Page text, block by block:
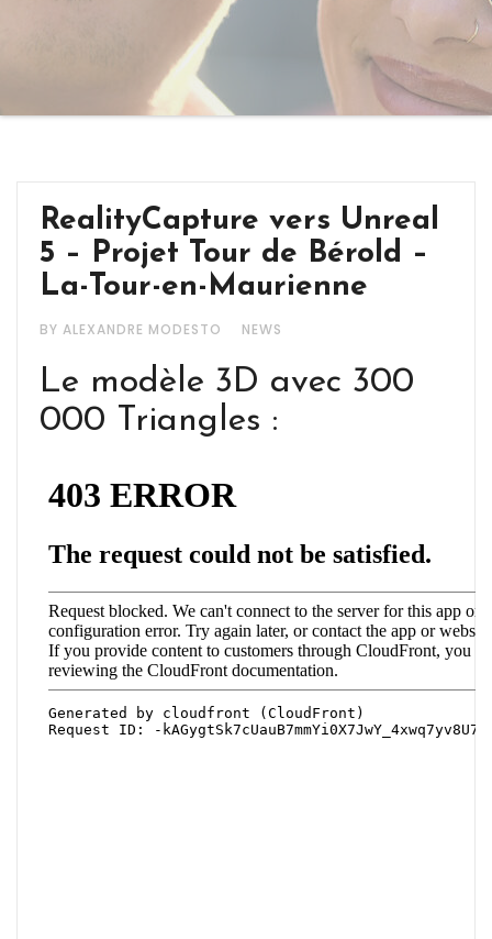
RealityCapture vers Unreal
5 – Projet Tour de Bérold –
La-Tour-en-Maurienne
BY ALEXANDRE MODESTO NEWS
Le modèle 3D avec 300
000 Triangles :